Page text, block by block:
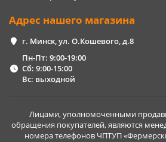
Адрес нашего магазина
г. Минск, ул. О.Кошевого, д.8
Пн-Пт: 9:00-19:00
Сб: 9:00-15:00
Вс: выходной
Лицами, уполномоченными
обращения покупателей, являются
номера телефонов ЧПТУП